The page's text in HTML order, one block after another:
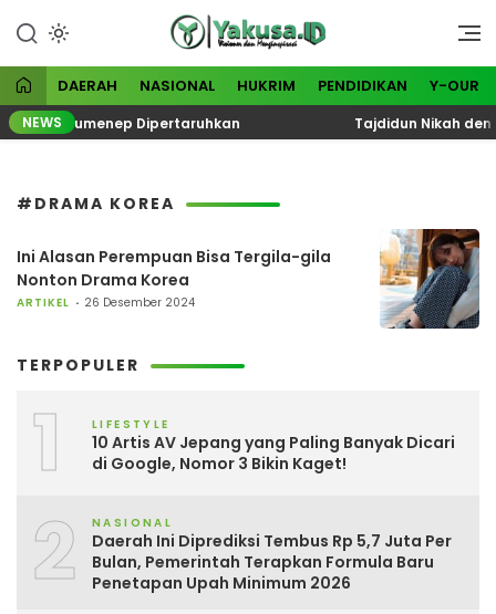
konten
Yakusa
Visioner dan Menginspirasi
DAERAH NASIONAL HUKRIM PENDIDIKAN Y-OUR
NEWSSumenep Dipertaruhkan Tajdidun Nikah
#DRAMA KOREA
Ini Alasan Perempuan Bisa Tergila-gila
Nonton Drama Korea
ARTIKEL 26 Desember 2024
TERPOPULER
1 LIFESTYLE
10 Artis AV Jepang yang Paling Banyak Dicari
di Google, Nomor 3 Bikin Kaget!
2 NASIONAL
Daerah Ini Diprediksi Tembus Rp 5,7 Juta Per
Bulan, Pemerintah Terapkan Formula Baru
Penetapan Upah Minimum 2026